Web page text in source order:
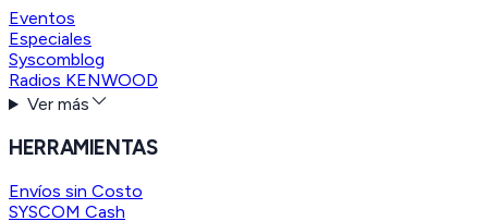
Eventos
Especiales
Syscomblog
Radios KENWOOD
Ver más
HERRAMIENTAS
Envíos sin Costo
SYSCOM Cash